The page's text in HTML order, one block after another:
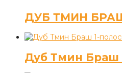
ДУБ ТМИН
Дуб Тмин Браш